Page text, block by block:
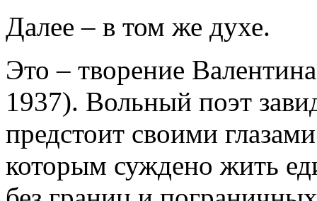
Далее – в том же духе.
Это – творение
1937). Вольный поэт
предстоит своими
которым суждено жить